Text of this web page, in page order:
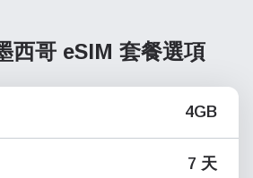
西哥 eSIM 套餐選項
4GB
7 天